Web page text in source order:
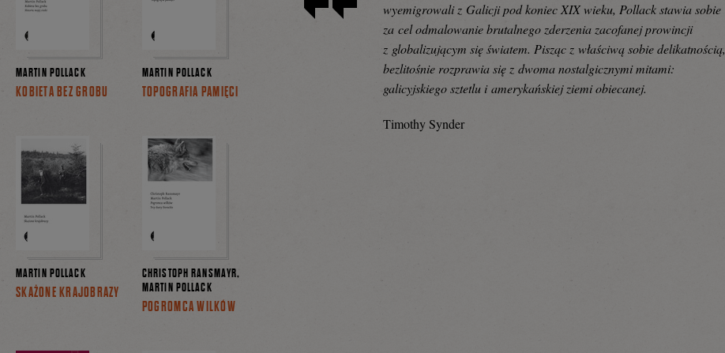
wyemigrowali z Galicji pod koniec XIX wieku, Pollack stawia sobie
za cel odmalowanie brutalnego zderzenia zacofanej prowincji
z globalizującym się światem. Pisząc z właściwą sobie delikatnością,
bezlitośnie rozprawia się z dwoma nostalgicznymi mitami:
galicyjskiego sztetlu i amerykańskiej ziemi obiecanej.
Timothy Synder
MARTIN POLLACK
KOBIETA BEZ GROBU
MARTIN POLLACK
TOPOGRAFIA PAMIĘCI
MARTIN POLLACK
SKAŻONE KRAJOBRAZY
CHRISTOPH RANSMAYR,
MARTIN POLLACK
POGROMCA WILKÓW